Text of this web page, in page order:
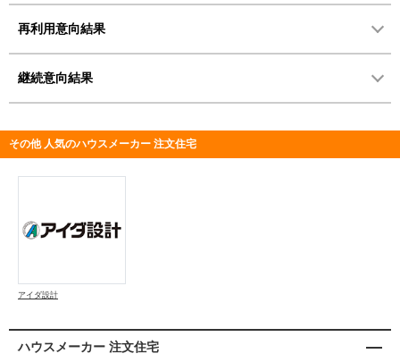
再利用意向結果
継続意向結果
その他 人気のハウスメーカー 注文住宅
アイダ設計
ハウスメーカー 注文住宅